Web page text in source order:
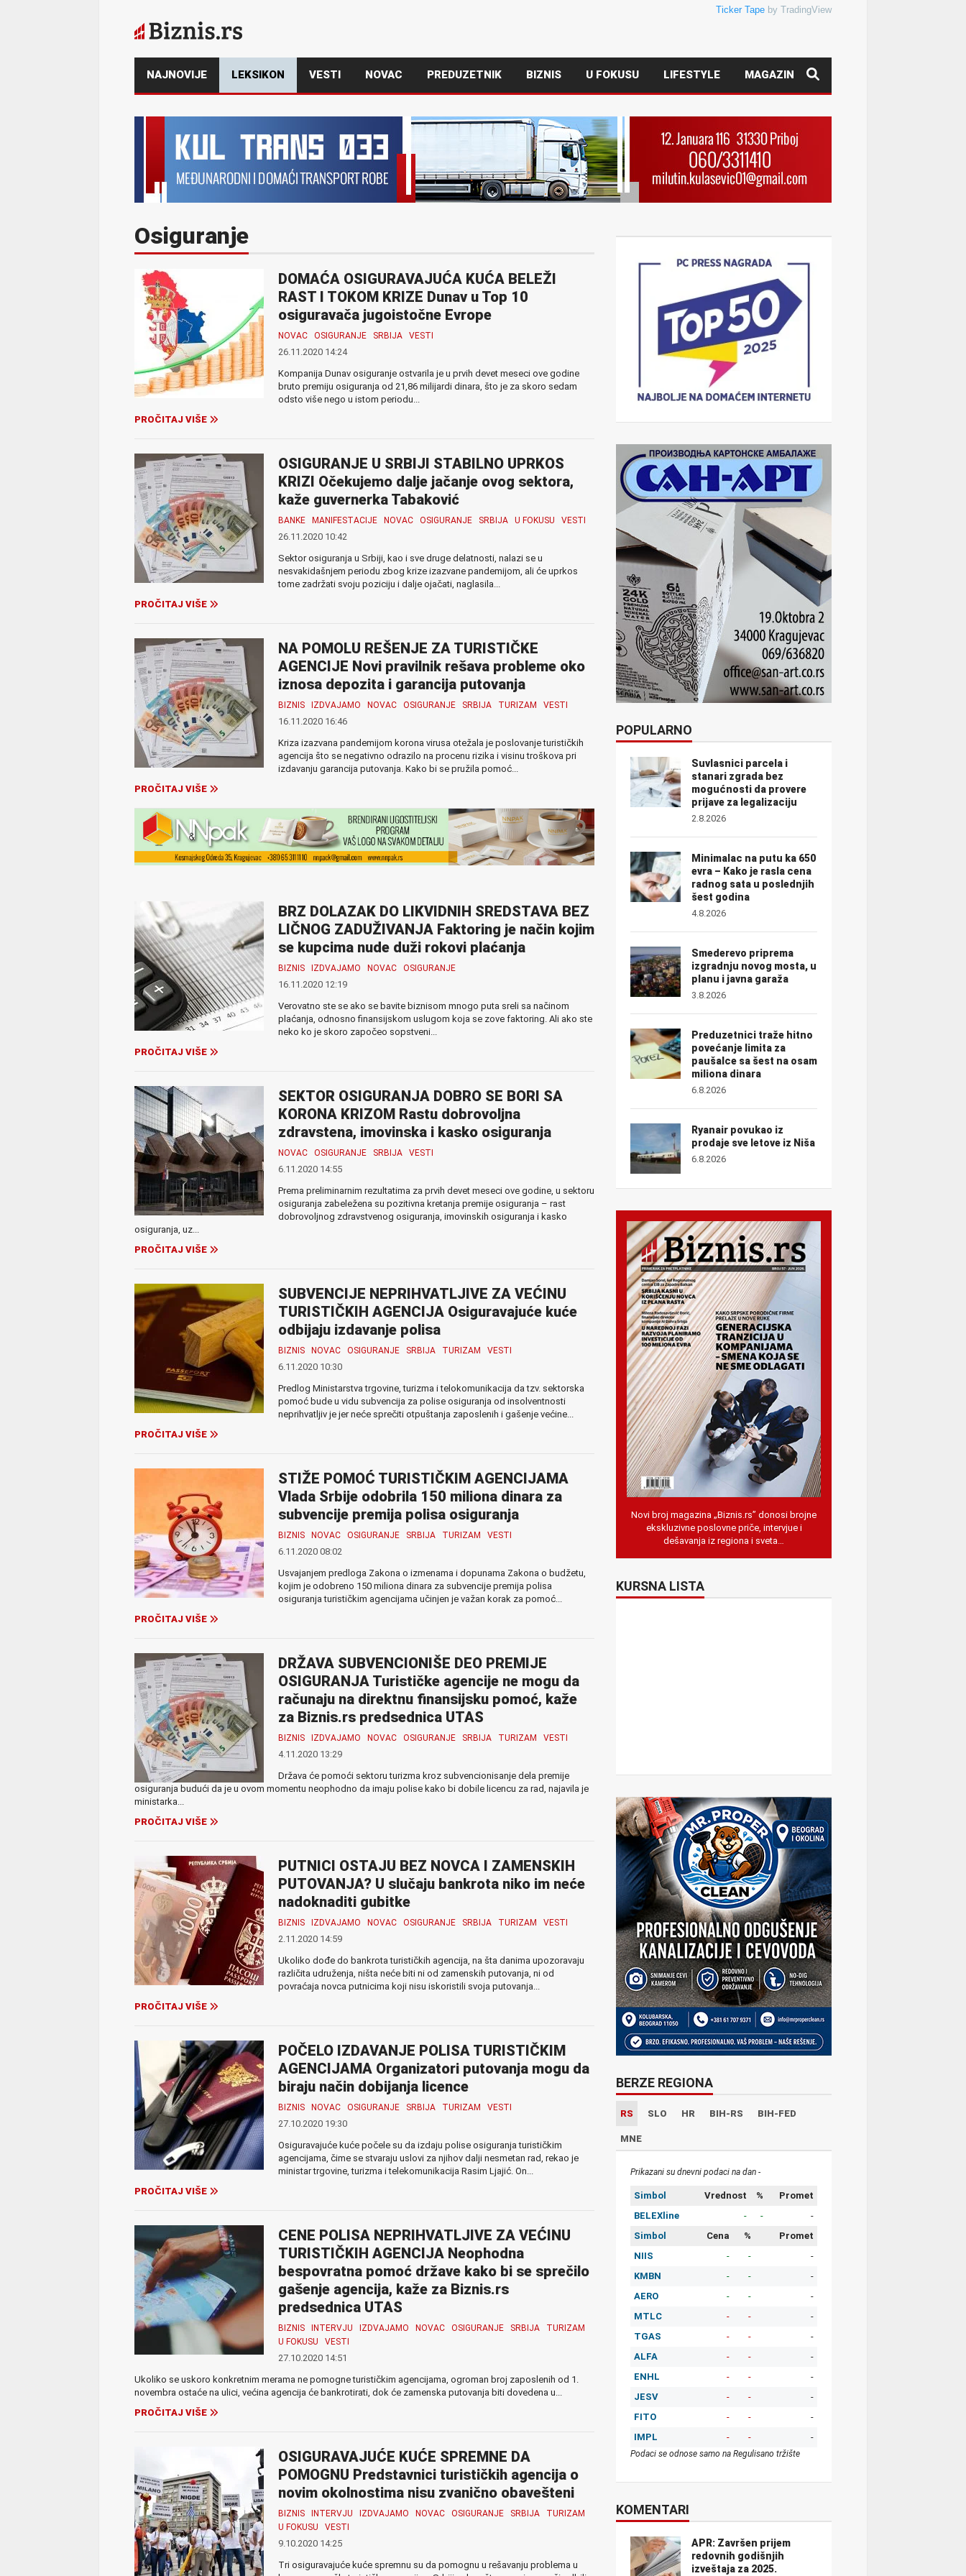
Ticker Tape by TradingView
NAJNOVIJE LEKSIKON VESTI NOVAC PREDUZETNIK BIZNIS U FOKUSU LIFESTYLE MAGAZIN
Osiguranje
DOMAĆA OSIGURAVAJUĆA KUĆA BELEŽI
RAST I TOKOM KRIZE Dunav u Top 10
osiguravača jugoistočne Evrope
NOVAC OSIGURANJE SRBIJA VESTI
26.11.2020 14:24
Kompanija Dunav osiguranje ostvarila je u prvih devet meseci ove godine
bruto premiju osiguranja od 21,86 milijardi dinara, što je za skoro sedam
odsto više nego u istom periodu...
PROČITAJ VIŠE
OSIGURANJE U SRBIJI STABILNO UPRKOS
KRIZI Očekujemo dalje jačanje ovog sektora,
kaže guvernerka Tabaković
BANKE MANIFESTACIJE NOVAC OSIGURANJE SRBIJA U FOKUSU VESTI
26.11.2020 10:42
Sektor osiguranja u Srbiji, kao i sve druge delatnosti, nalazi se u
nesvakidašnjem periodu zbog krize izazvane pandemijom, ali će uprkos
tome zadržati svoju poziciju i dalje ojačati, naglasila...
PROČITAJ VIŠE
NA POMOLU REŠENJE ZA TURISTIČKE
AGENCIJE Novi pravilnik rešava probleme oko
iznosa depozita i garancija putovanja
BIZNIS IZDVAJAMO NOVAC OSIGURANJE SRBIJA TURIZAM VESTI
16.11.2020 16:46
Kriza izazvana pandemijom korona virusa otežala je poslovanje turističkih
agencija što se negativno odrazilo na procenu rizika i visinu troškova pri
izdavanju garancija putovanja. Kako bi se pružila pomoć...
PROČITAJ VIŠE
BRZ DOLAZAK DO LIKVIDNIH SREDSTAVA BEZ
LIČNOG ZADUŽIVANJA Faktoring je način kojim
se kupcima nude duži rokovi plaćanja
BIZNIS IZDVAJAMO NOVAC OSIGURANJE
16.11.2020 12:19
Verovatno ste se ako se bavite biznisom mnogo puta sreli sa načinom
plaćanja, odnosno finansijskom uslugom koja se zove faktoring. Ali ako ste
neko ko je skoro započeo sopstveni...
PROČITAJ VIŠE
SEKTOR OSIGURANJA DOBRO SE BORI SA
KORONA KRIZOM Rastu dobrovoljna
zdravstena, imovinska i kasko osiguranja
NOVAC OSIGURANJE SRBIJA VESTI
6.11.2020 14:55
Prema preliminarnim rezultatima za prvih devet meseci ove godine, u sektoru
osiguranja zabeležena su pozitivna kretanja premije osiguranja – rast
dobrovoljnog zdravstvenog osiguranja, imovinskih osiguranja i kasko
osiguranja, uz...
PROČITAJ VIŠE
SUBVENCIJE NEPRIHVATLJIVE ZA VEĆINU
TURISTIČKIH AGENCIJA Osiguravajuće kuće
odbijaju izdavanje polisa
BIZNIS NOVAC OSIGURANJE SRBIJA TURIZAM VESTI
6.11.2020 10:30
Predlog Ministarstva trgovine, turizma i telokomunikacija da tzv. sektorska
pomoć bude u vidu subvencija za polise osiguranja od insolventnosti
neprihvatljiv je jer neće sprečiti otpuštanja zaposlenih i gašenje većine...
PROČITAJ VIŠE
STIŽE POMOĆ TURISTIČKIM AGENCIJAMA
Vlada Srbije odobrila 150 miliona dinara za
subvencije premija polisa osiguranja
BIZNIS NOVAC OSIGURANJE SRBIJA TURIZAM VESTI
6.11.2020 08:02
Usvajanjem predloga Zakona o izmenama i dopunama Zakona o budžetu,
kojim je odobreno 150 miliona dinara za subvencije premija polisa
osiguranja turističkim agencijama učinjen je važan korak za pomoć...
PROČITAJ VIŠE
DRŽAVA SUBVENCIONIŠE DEO PREMIJE
OSIGURANJA Turističke agencije ne mogu da
računaju na direktnu finansijsku pomoć, kaže
za Biznis.rs predsednica UTAS
BIZNIS IZDVAJAMO NOVAC OSIGURANJE SRBIJA TURIZAM VESTI
4.11.2020 13:29
Država će pomoći sektoru turizma kroz subvencionisanje dela premije
osiguranja budući da je u ovom momentu neophodno da imaju polise kako bi dobile licencu za rad, najavila je
ministarka...
PROČITAJ VIŠE
PUTNICI OSTAJU BEZ NOVCA I ZAMENSKIH
PUTOVANJA? U slučaju bankrota niko im neće
nadoknaditi gubitke
BIZNIS IZDVAJAMO NOVAC OSIGURANJE SRBIJA TURIZAM VESTI
2.11.2020 14:59
Ukoliko dođe do bankrota turističkih agencija, na šta danima upozoravaju
različita udruženja, ništa neće biti ni od zamenskih putovanja, ni od
povraćaja novca putnicima koji nisu iskoristili svoja putovanja...
PROČITAJ VIŠE
POČELO IZDAVANJE POLISA TURISTIČKIM
AGENCIJAMA Organizatori putovanja mogu da
biraju način dobijanja licence
BIZNIS NOVAC OSIGURANJE SRBIJA TURIZAM VESTI
27.10.2020 19:30
Osiguravajuće kuće počele su da izdaju polise osiguranja turističkim
agencijama, čime se stvaraju uslovi za njihov dalji nesmetan rad, rekao je
ministar trgovine, turizma i telekomunikacija Rasim Ljajić. On...
PROČITAJ VIŠE
CENE POLISA NEPRIHVATLJIVE ZA VEĆINU
TURISTIČKIH AGENCIJA Neophodna
bespovratna pomoć države kako bi se sprečilo
gašenje agencija, kaže za Biznis.rs
predsednica UTAS
BIZNIS INTERVJU IZDVAJAMO NOVAC OSIGURANJE SRBIJA
TURIZAM
U FOKUSU
VESTI
27.10.2020 14:51
Ukoliko se uskoro konkretnim merama ne pomogne turističkim agencijama, ogroman broj zaposlenih od 1.
novembra ostaće na ulici, većina agencija će bankrotirati, dok će zamenska putovanja biti dovedena u...
PROČITAJ VIŠE
OSIGURAVAJUĆE KUĆE SPREMNE DA
POMOGNU Predstavnici turističkih agencija o
novim okolnostima nisu zvanično obavešteni
BIZNIS INTERVJU IZDVAJAMO NOVAC OSIGURANJE SRBIJA
TURIZAM
U FOKUSU
VESTI
9.10.2020 14:25
Tri osiguravajuće kuće spremnu su da pomognu u rešavanju problema u
POPULARNO
Suvlasnici parcela i
stanari zgrada bez
mogućnosti da provere
prijave za legalizaciju
2.8.2026
Minimalac na putu ka 650
evra – Kako je rasla cena
radnog sata u poslednjih
šest godina
4.8.2026
Smederevo priprema
izgradnju novog mosta, u
planu i javna garaža
3.8.2026
Preduzetnici traže hitno
povećanje limita za
paušalce sa šest na osam
miliona dinara
6.8.2026
Ryanair povukao iz
prodaje sve letove iz Niša
6.8.2026
Novi broj magazina „Biznis.rs” donosi brojne
ekskluzivne poslovne priče, intervjue i
dešavanja iz regiona i sveta…
KURSNA LISTA
BERZE REGIONA
RS SLO HR BIH-RS BIH-FED
MNE
Prikazani su dnevni podaci na dan -
Simbol Vrednost %
Promet
BELEXline
- -
-
Simbol
Cena %
Promet
NIIS
- -
-
KMBN
- -
-
AERO
- -
-
MTLC
- -
-
TGAS
- -
-
ALFA
- -
-
ENHL
- -
-
JESV
- -
-
FITO
- -
-
IMPL
- - -
Podaci se odnose samo na Regulisano tržište
KOMENTARI
APR: Završen prijem
redovnih godišnjih
izveštaja za 2025.